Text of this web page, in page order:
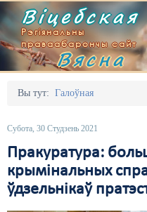
Віцебская
Рэгіянальны
праваабарончы сайт
Вясна
Вы тут: Галоўная
Субота, 30 Студзень 2021
Пракуратура:
крымінальных
ўдзельнікаў
Галоўная
Адміністрацыйны перасьлед
Безбар'ернае асяродзьдзе
Выбары
Выданьні
Кантакт
Пра нас